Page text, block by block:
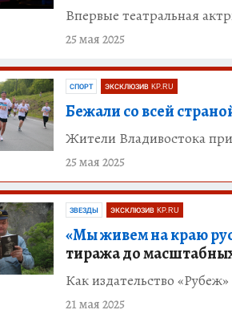
Впервые театральная
25 мая 2025
СПОРТ ЭКСКЛЮЗИВ KP.RU
Бежали со всей
Жители Владивостока
25 мая 2025
ЗВЕЗДЫ ЭКСКЛЮЗИВ KP.RU
«Мы живем на краю
тиража до
Как издательство
21 мая 2025